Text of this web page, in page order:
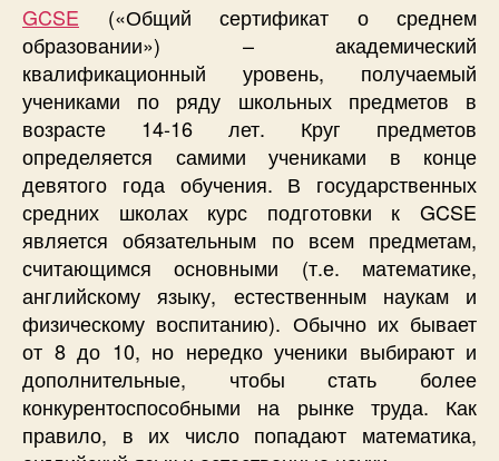
GCSE («Общий сертификат о среднем
образовании») – академический
квалификационный уровень, получаемый
учениками по ряду школьных предметов в
возрасте 14-16 лет. Круг предметов
определяется самими учениками в конце
девятого года обучения. В государственных
средних школах курс подготовки к GCSE
является обязательным по всем предметам,
считающимся основными (т.е. математике,
английскому языку, естественным наукам и
физическому воспитанию). Обычно их бывает
от 8 до 10, но нередко ученики выбирают и
дополнительные, чтобы стать более
конкурентоспособными на рынке труда. Как
правило, в их число попадают математика,